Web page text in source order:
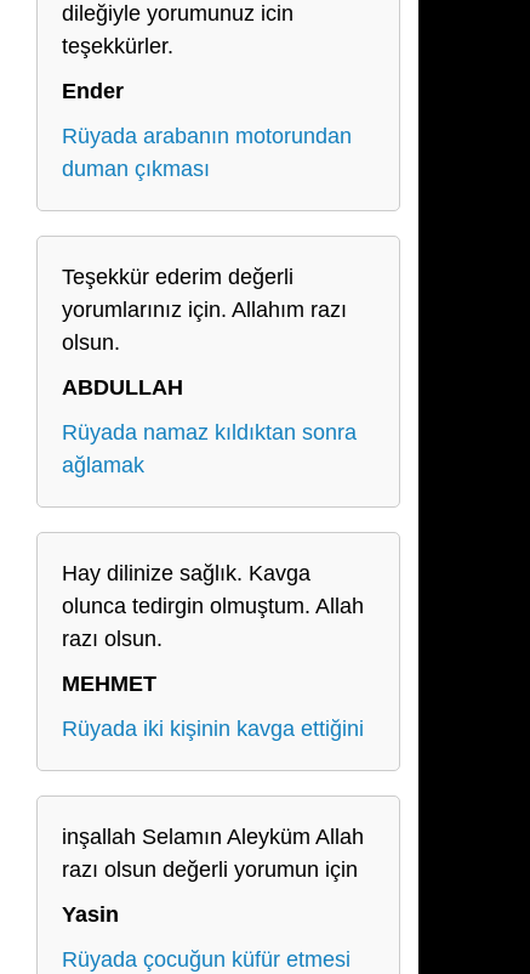
dileğiyle yorumunuz icin
teşekkürler.
Ender
Rüyada arabanın motorundan
duman çıkması
Teşekkür ederim değerli
yorumlarınız için. Allahım razı
olsun.
ABDULLAH
Rüyada namaz kıldıktan sonra
ağlamak
Hay dilinize sağlık. Kavga
olunca tedirgin olmuştum. Allah
razı olsun.
MEHMET
Rüyada iki kişinin kavga ettiğini
inşallah Selamın Aleyküm Allah
razı olsun değerli yorumun için
Yasin
Rüyada çocuğun küfür etmesi